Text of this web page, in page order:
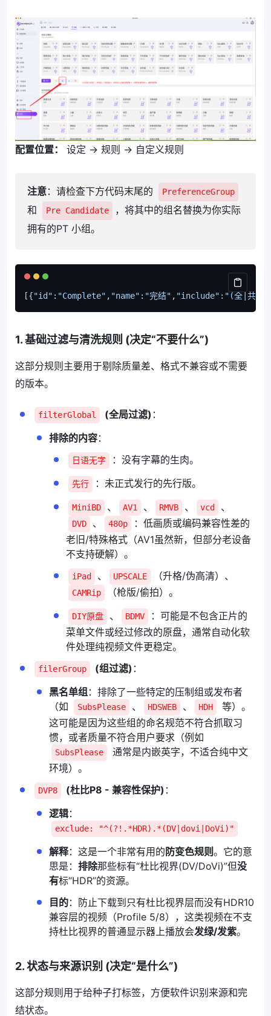
配置位置： 设定 -> 规则 -> 自定义规则
注意：请检查下方代码末尾的 PreferenceGroup
和 Pre Candidate
，将其中的组名替换为你实际
拥有的PT 小组。
[{"id" : "Complete" , "name" : "完结" , "include" : "(全|共)
1. 基础过滤与清洗规则 (决定“不要什么”)
这部分规则主要用于剔除质量差、格式不兼容或不需要
的版本。
filterGlobal (全局过滤) ：
排除的内容：
日语无字 ：没有字幕的生肉。
先行 ：未正式发行的先行版。
MiniBD 、 AV1 、 RMVB 、 vcd 、
DVD 、 480p
：低画质或编码兼容性差的
老旧/特殊格式（AV1虽然新，但部分老设备
不支持硬解）。
iPad 、 UPSCALE （升格/伪高清）、
CAMRip （枪版/偷拍）。
DIY原盘 、 BDMV
：可能是不包含正片的
菜单文件或经过修改的原盘，通常自动化软
件处理纯视频文件更稳定。
filerGroup (组过滤) ：
黑名单组 ：排除了一些特定的压制组或发布者
（如
SubsPlease 、 HDSWEB 、 HDH
等）。
这可能是因为这些组的命名规范不符合抓取习
惯，或者质量不符合用户要求（例如
SubsPlease
通常是内嵌英字，不适合纯中文
环境）。
DVP8 (杜比P8 - 兼容性保护) ：
逻辑：
exclude: "^(?!.*HDR).*(DV|dovi|DoVi)"
解释：这是一个非常有用的防变色规则。它的意
思是： 排除那些标有“杜比视界(DV/DoVi)”但没
有标“HDR”的资源。
目的：防止下载到只有杜比视界层而没有HDR10
兼容层的视频（Profile 5/8），这类视频在不支
持杜比视界的普通显示器上播放会发绿/发紫。
2. 状态与来源识别 (决定“是什么”)
这部分规则用于给种子打标签，方便软件识别来源和完
结状态。